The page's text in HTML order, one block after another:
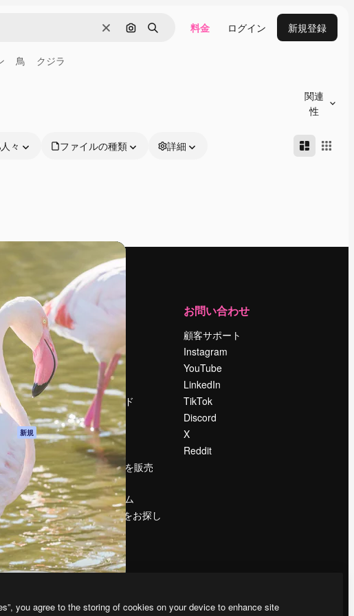
消去 画像で検索
検索 料金 ログイン 新規登録
鳥 クジラ
関連
性
人々 ファイルの種類 詳細
に
ント
シーポリ
新規
ポリシー
センター
エイト
運営
料金
会社概要
Reviews
採用情報
検索トレンド
ブログ
イベント
Slidesgo
コンテンツを販売
する
プレスルーム
magnific.aiをお探し
ですか？
お問い合わせ
顧客サポート
Instagram
YouTube
LinkedIn
TikTok
Discord
X
Reddit
you agree to the storing of cookies on your device to enhance site